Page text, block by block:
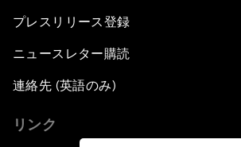
プレスリリース登録
ニュースレター購読
連絡先 (英語のみ)
リンク